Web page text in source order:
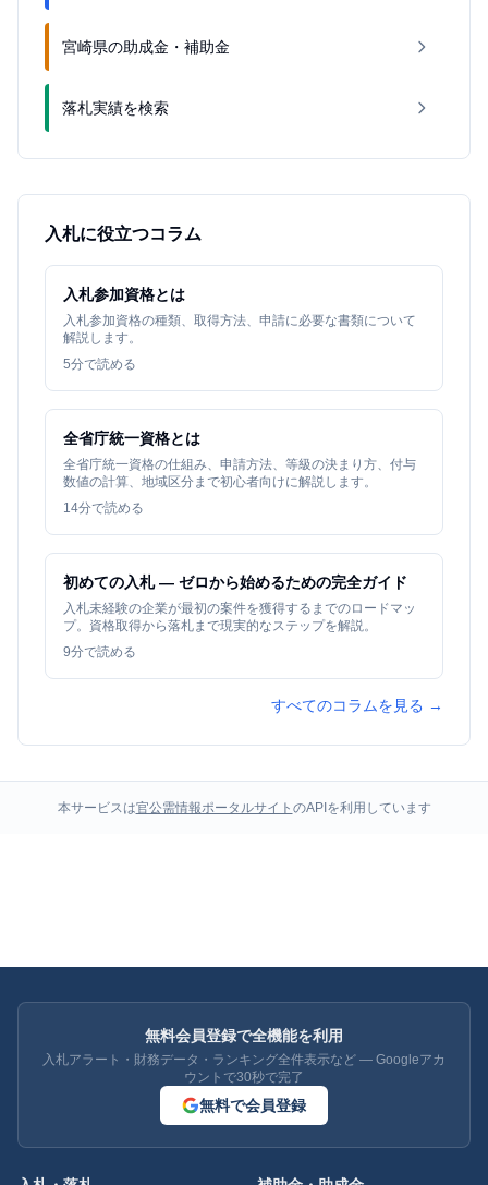
宮崎県の助成金・補助金
落札実績を検索
入札に役立つコラム
入札参加資格とは
入札参加資格の種類、取得方法、申請に必要な書類について
解説します。
5分で読める
全省庁統一資格とは
全省庁統一資格の仕組み、申請方法、等級の決まり方、付与
数値の計算、地域区分まで初心者向けに解説します。
14分で読める
初めての入札 — ゼロから始めるための完全ガイド
入札未経験の企業が最初の案件を獲得するまでのロードマッ
プ。資格取得から落札まで現実的なステップを解説。
9分で読める
すべてのコラムを見る →
本サービスは官公需情報ポータルサイト のAPIを利用しています
無料会員登録で全機能を利用
入札アラート・財務データ・ランキング全件表示など — Googleアカ
ウントで30秒で完了
無料で会員登録